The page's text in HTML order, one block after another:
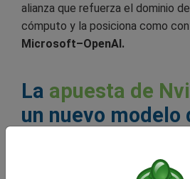
alianza que refuerza el dominio
cómputo y la posiciona como
Microsoft–OpenAI.
La apuesta de
un nuevo modelo
US$20,000